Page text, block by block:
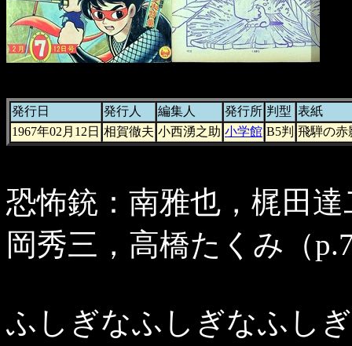
発行日 発行人 編集人 発行所 判型 表紙
1967年02月12日 相賀徹夫 小西湧之助 小学館 B5判 飛騨の赤
恐怖銃：南雅也，梶田
岡秀三，高橋たくみ（
ふしぎなふしぎなふし